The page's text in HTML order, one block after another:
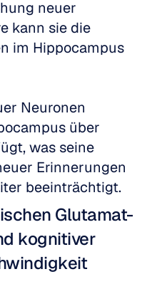
neuer
kann sie die
im Hippocampus
Neuronen
über
was seine
Erinnerungen
beeinträchtigt.
Glutamat-
kognitiver